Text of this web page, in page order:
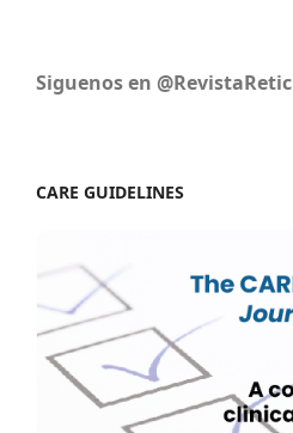
Siguenos en @RevistaRetic
CARE GUIDELINES